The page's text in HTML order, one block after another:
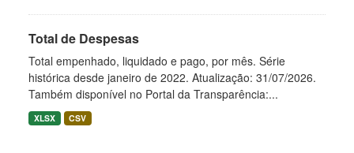
Total de Despesas
Total empenhado, liquidado e pago, por mês. Série
histórica desde janeiro de 2022. Atualização: 31/07/2026.
Também disponível no Portal da Transparência:...
XLSX CSV